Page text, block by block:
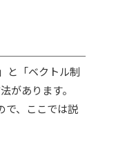
と「ベクトル制
があります。
で、ここでは説